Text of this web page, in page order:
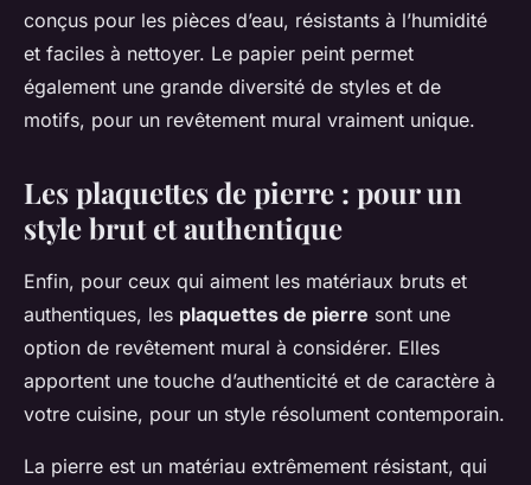
conçus pour les pièces d’eau, résistants à l’humidité
et faciles à nettoyer. Le papier peint permet
également une grande diversité de styles et de
motifs, pour un revêtement mural vraiment unique.
Les plaquettes de pierre : pour un
style brut et authentique
Enfin, pour ceux qui aiment les matériaux bruts et
authentiques, les plaquettes de pierre sont une
option de revêtement mural à considérer. Elles
apportent une touche d’authenticité et de caractère à
votre cuisine, pour un style résolument contemporain.
La pierre est un matériau extrêmement résistant, qui